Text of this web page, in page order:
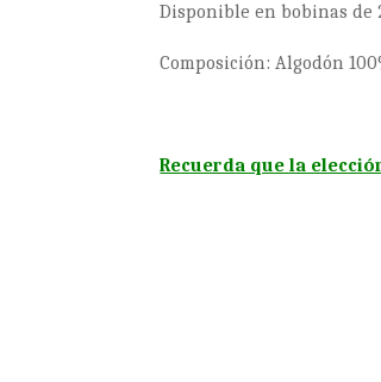
Disponible en bobinas de
Composición: Algodón
Recuerda que la